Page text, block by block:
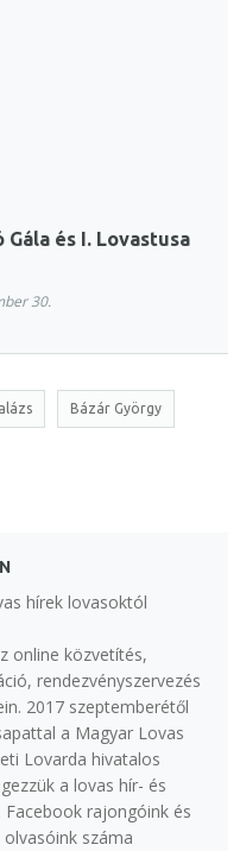
és I. Lovastusa
30.
Bázár György
hírek lovasoktól
online közvetítés,
rendezvényszervezés
2017 szeptemberétől
a Magyar Lovas
Lovarda hivatalos
a lovas hír- és
rajongóink és
száma